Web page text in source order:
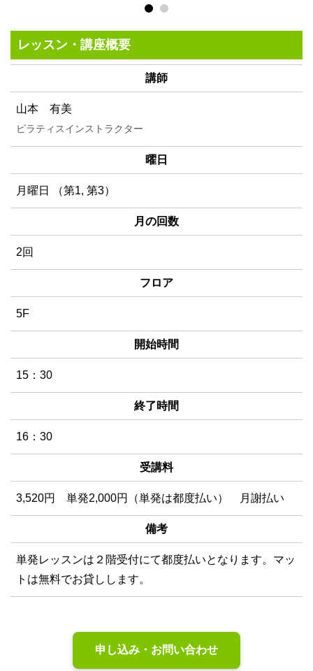
レッスン・講座概要
講師
山本 有美
ピラティスインストラクター
曜日
月曜日 （第1, 第3）
月の回数
2回
フロア
5F
開始時間
15：30
終了時間
16：30
受講料
3,520円 単発2,000円（単発は都度払い） 月謝払い
備考
単発レッスンは２階受付にて都度払いとなります。マッ
トは無料でお貸しします。
申し込み・お問い合わせ